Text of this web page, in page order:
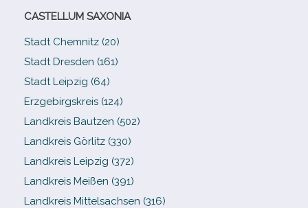
CASTELLUM SAXONIA
Stadt Chemnitz (20)
Stadt Dresden (161)
Stadt Leipzig (64)
Erzgebirgskreis (124)
Landkreis Bautzen (502)
Landkreis Görlitz (330)
Landkreis Leipzig (372)
Landkreis Meißen (391)
Landkreis Mittelsachsen (316)